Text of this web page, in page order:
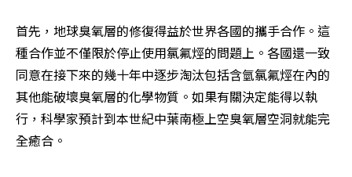
首先，地球臭氧層的修復得益於世界各國的攜手合作。這
種合作並不僅限於停止使用氯氟烴的問題上。各國還一致
同意在接下來的幾十年中逐步淘汰包括含氫氯氟烴在內的
其他能破壞臭氧層的化學物質。如果有關決定能得以執
行，科學家預計到本世紀中葉南極上空臭氧層空洞就能完
全癒合。